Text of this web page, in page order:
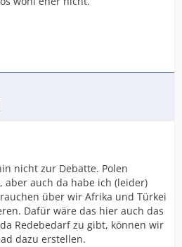
nicht zur Debatte. Polen
aber auch da habe ich (leider)
über wir Afrika und Türkei
Dafür wäre das hier auch das
Redebedarf zu gibt, können wir
dazu erstellen.